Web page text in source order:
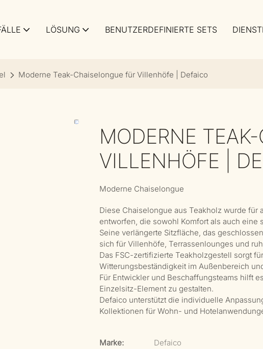
LÖSUNG BENUTZERDEFINIERTE SETS
Moderne Teak-Chaiselongue für Villenhöfe | Defaico
MODERNE
VILLENHÖFE |
Moderne Chaiselongue
Diese Chaiselongue aus Teakholz wurde
entworfen, die sowohl Komfort als auch eine
Seine verlängerte Sitzfläche, das
sich für Villenhöfe, Terrassenlounges und
Das FSC-zertifizierte Teakholzgestell sorgt
Witterungsbeständigkeit im Außenbereich
Für Entwickler und Beschaffungsteams hilft
Einzelsitz-Element zu gestalten.
Defaico unterstützt die individuelle
Kollektionen für Wohn- und
Marke:
Defaico